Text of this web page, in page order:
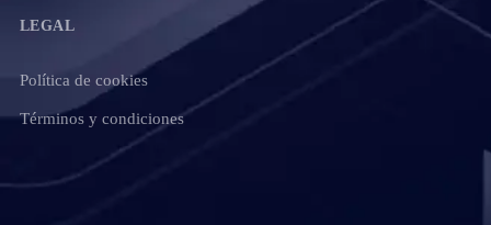
LEGAL
Política de cookies
Términos y condiciones